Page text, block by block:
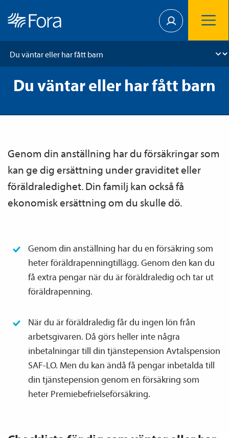
Du väntar eller har fått barn
Genom din anställning har du försäkringar som
kan ge dig ersättning under graviditet eller
föräldraledighet. Din familj kan också få
ekonomisk ersättning om du skulle dö.
Genom din anställning har du en försäkring som
heter föräldrapenningtillägg. Genom den kan du
få extra pengar när du är föräldraledig och tar ut
föräldrapenning.
När du är föräldraledig får du ingen lön från
arbetsgivaren. Då görs heller inte några
inbetalningar till din tjänste­pension Avtals­pension
SAF-LO. Men du kan ändå få pengar inbetalda till
din tjänste­pension genom en försäkring som
heter Premiebefrielse­försäkring.